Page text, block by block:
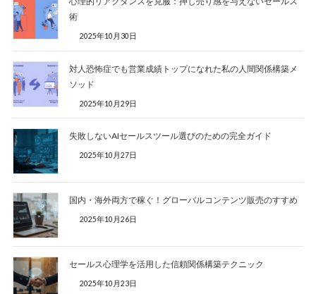
術
2025年10月30日
対人恐怖症でも営業成績トップになれた私の人間関係構築メ
ソッド
2025年10月29日
失敗しないAIセールスツール選びのための完全ガイド
2025年10月27日
国内・海外両方で稼ぐ！グローバルコンテンツ販売のすすめ
2025年10月26日
セールス心理学を活用した信頼関係構築テクニック
2025年10月23日